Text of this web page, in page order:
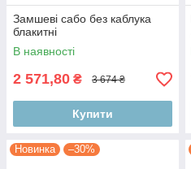
Замшеві сабо без каблука
блакитні
В наявності
2 571,80 ₴ 3 674 ₴
Купити
Новинка –30%